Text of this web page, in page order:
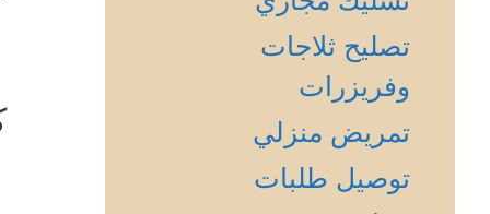
تصليح ثلاجات
وفريزرات
تمريض منزلي
توصيل طلبات